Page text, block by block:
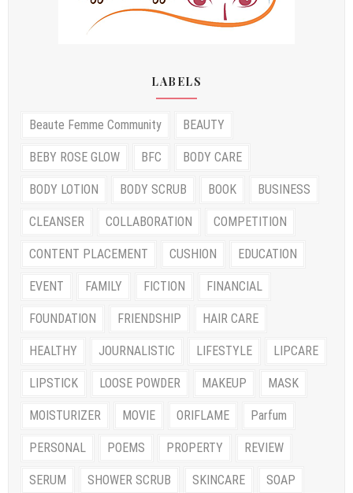
LABELS
Beaute Femme Community BEAUTY
BEBY ROSE GLOW BFC BODY CARE
BODY LOTION BODY SCRUB BOOK BUSINESS
CLEANSER COLLABORATION COMPETITION
CONTENT PLACEMENT CUSHION EDUCATION
EVENT FAMILY FICTION FINANCIAL
FOUNDATION FRIENDSHIP HAIR CARE
HEALTHY JOURNALISTIC LIFESTYLE LIPCARE
LIPSTICK LOOSE POWDER MAKEUP MASK
MOISTURIZER MOVIE ORIFLAME Parfum
PERSONAL POEMS PROPERTY REVIEW
SERUM SHOWER SCRUB SKINCARE SOAP